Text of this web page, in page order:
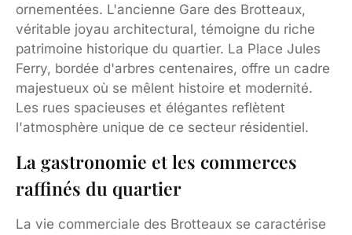
ornementées. L'ancienne Gare des Brotteaux,
véritable joyau architectural, témoigne du riche
patrimoine historique du quartier. La Place Jules
Ferry, bordée d'arbres centenaires, offre un cadre
majestueux où se mêlent histoire et modernité.
Les rues spacieuses et élégantes reflètent
l'atmosphère unique de ce secteur résidentiel.
La gastronomie et les commerces
raffinés du quartier
La vie commerciale des Brotteaux se caractérise